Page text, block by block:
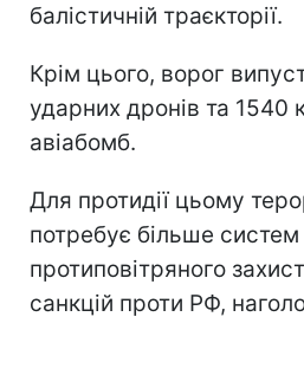
балістичній траєкторії.
Крім цього, ворог
ударних дронів та 1540
авіабомб.
Для протидії цьому
потребує більше систем
протиповітряного
санкцій проти РФ,